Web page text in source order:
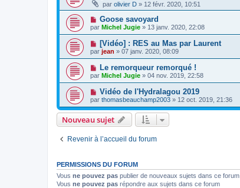
par olivier D » 12 févr. 2020, 10:51
Goose savoyard
par Michel Jugie » 13 janv. 2020, 22:08
[Vidéo] : RES au Mas par Laurent
par jean » 07 janv. 2020, 08:09
Le remorqueur remorqué !
par Michel Jugie » 04 nov. 2019, 22:58
Vidéo de l'Hydralagou 2019
par thomasbeauchamp2003 » 12 oct. 2019, 21:36
Nouveau sujet
Revenir à l’accueil du forum
PERMISSIONS DU FORUM
Vous ne pouvez pas publier de nouveaux sujets dans ce forum
Vous ne pouvez pas répondre aux sujets dans ce forum